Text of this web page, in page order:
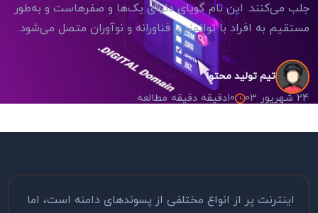
جلب می‌کنند. این نام گویای دنیای یک‌ها و صفرهاست و به‌طور
مستقیم به افراد با توانمندی فناورانه و نوآوران متصل می‌شود.
تیم تولید محتوا
24 شهریور 03 10دقیقه دقیقه مطالعه
اینترنت پر از انواع مختلفی از پسوندهای دامنه است، اما